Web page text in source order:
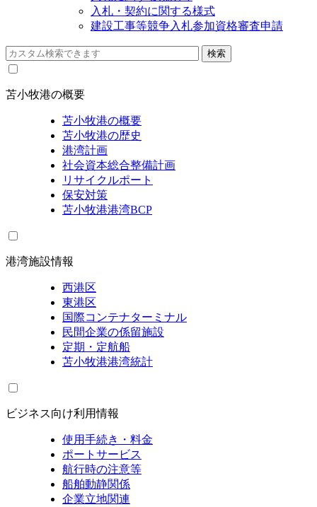
入札・契約に関する様式
建設工事等競争入札参加資格審査申請
苫小牧港の概要
苫小牧港の概要
苫小牧港の歴史
港湾計画
社会資本総合整備計画
リサイクルポート
保安対策
苫小牧港港湾BCP
港湾施設情報
西港区
東港区
国際コンテナターミナル
民間企業の係留施設
定期・定航船
苫小牧港港湾統計
ビジネス向け利用情報
使用手続き・料金
ポートサービス
航行時の注意等
船舶動静関係
企業立地関連